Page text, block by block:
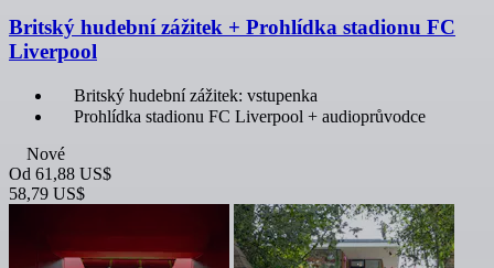
Britský hudební zážitek + Prohlídka stadionu FC
Liverpool
Britský hudební zážitek: vstupenka
Prohlídka stadionu FC Liverpool + audioprůvodce
Nové
Od 61,88 US$
58,79 US$